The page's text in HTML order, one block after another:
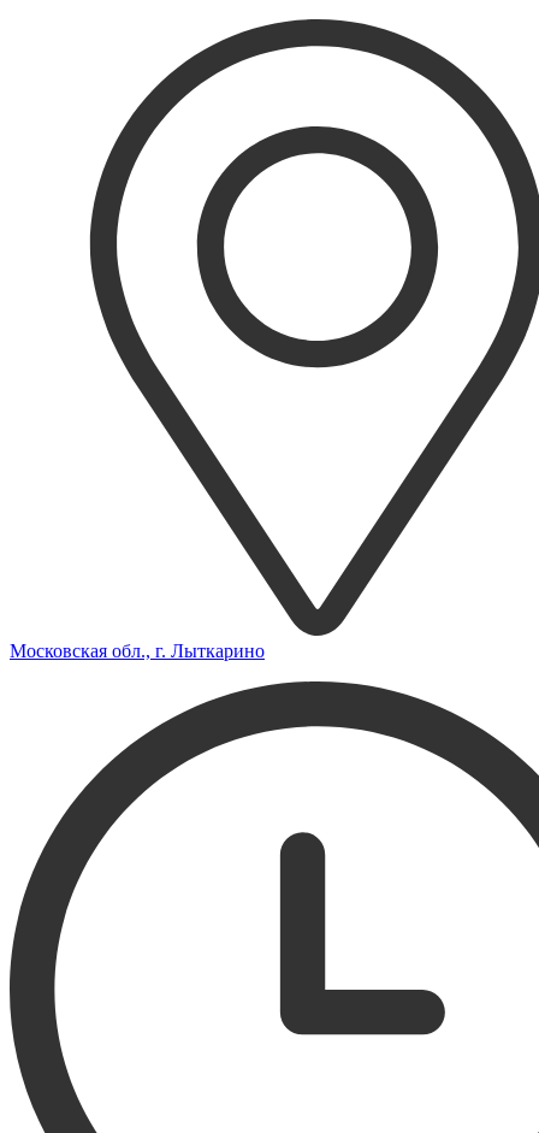
Московская обл., г. Лыткарино